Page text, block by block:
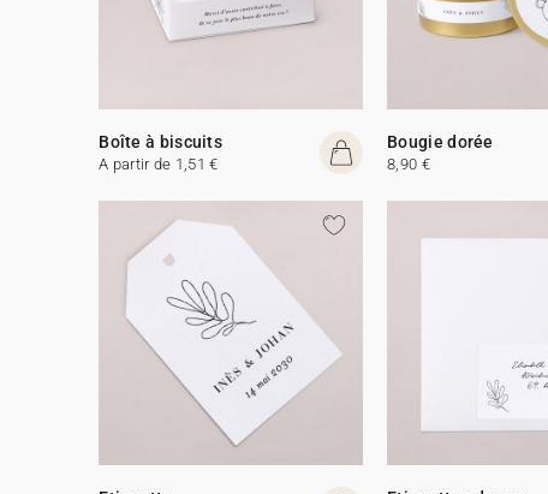
Boîte à biscuits
A partir de 1,51 €
Bougie dorée
8,90 €